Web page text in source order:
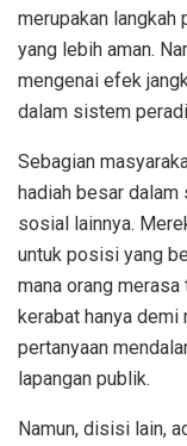
merupakan langkah
yang lebih aman.
mengenai efek
dalam sistem
Sebagian
hadiah besar dalam
sosial lainnya.
untuk posisi yang
mana orang
kerabat hanya demi
pertanyaan
lapangan publik.
Namun, disisi lain,